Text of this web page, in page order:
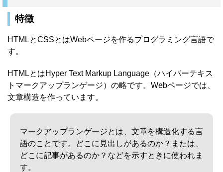
特徴
HTMLとCSSとはWebページを作るプログラミング言語で
す。
HTMLとはHyper Text Markup Language（ハイパーテキス
トマークアップランゲージ）の略です。Webページでは、
文章構造を作っています。
マークアップランゲージとは、文章を構造化する言
語のことです。どこに見出しがあるのか？または、
どこに記事があるのか？などを示すときに使われま
す。